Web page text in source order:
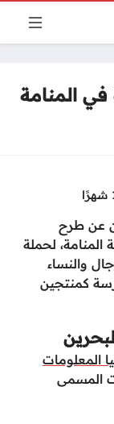
المنامة
عن طرح
لحملة
والنساء
كمنتجين
المعلومات
المسمى